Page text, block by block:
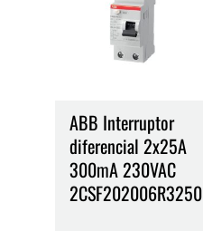
ABB Interruptor
diferencial 2x25A
300mA 230VAC
2CSF202006R3250